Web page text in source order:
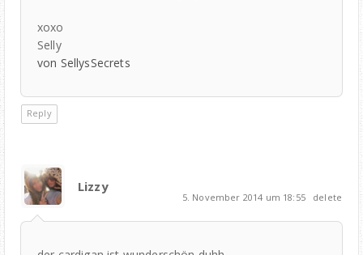
xoxo
Selly
von SellysSecrets
Reply
Lizzy
5. November 2014 um 18:55 delete